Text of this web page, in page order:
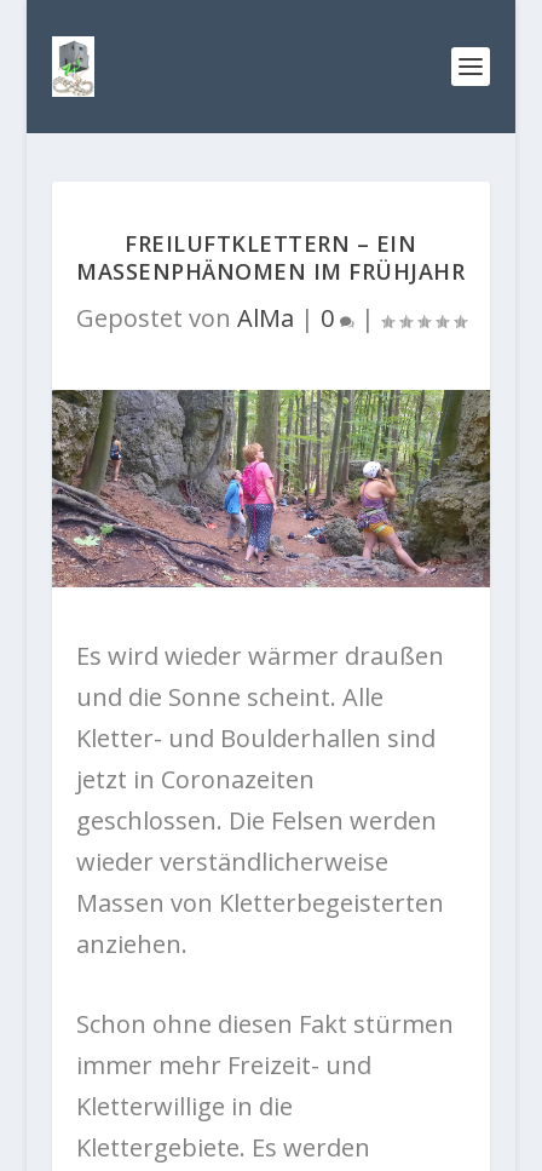
FREILUFTKLETTERN – EIN
MASSENPHÄNOMEN IM FRÜHJAHR
Gepostet von AlMa | 0 |
Es wird wieder wärmer draußen
und die Sonne scheint. Alle
Kletter- und Boulderhallen sind
jetzt in Coronazeiten
geschlossen. Die Felsen werden
wieder verständlicherweise
Massen von Kletterbegeisterten
anziehen.
Schon ohne diesen Fakt stürmen
immer mehr Freizeit- und
Kletterwillige in die
Klettergebiete. Es werden